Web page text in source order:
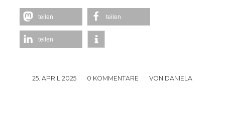
teilen teilen
teilen
25. APRIL 2025
/ 0 KOMMENTARE
/ VON DANIELA